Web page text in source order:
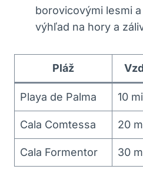
borovicovými lesmi
výhľad na hory a
Pláž
Playa de Palma 10
Cala Comtessa 20
Cala Formentor 30